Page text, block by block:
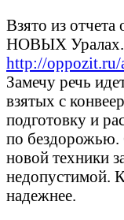
Взято из
НОВЫХ Уралах.
http://
Замечу речь
взятых с
подготовку и
по бездорожью.
новой техники
недопустимой.
надежнее.